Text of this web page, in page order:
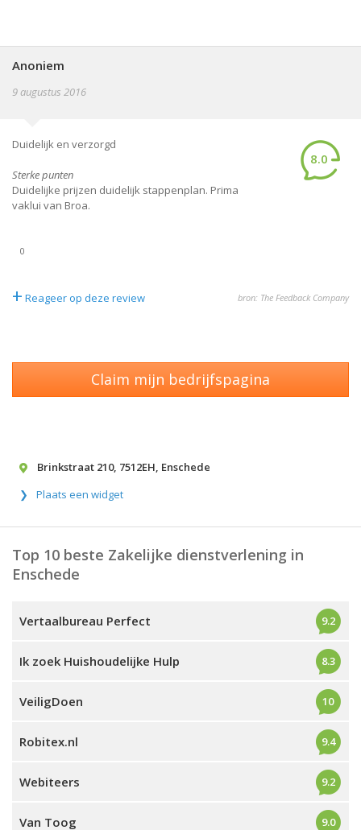
Anoniem
9 augustus 2016
Duidelijk en verzorgd
Sterke punten
Duidelijke prijzen duidelijk stappenplan. Prima
vaklui van Broa.
8.0
0
+ Reageer op deze review bron: The Feedback Company
Claim mijn bedrijfspagina
Brinkstraat 210, 7512EH, Enschede
Plaats een widget
Top 10 beste Zakelijke dienstverlening in
Enschede
Vertaalbureau Perfect 9.2
Ik zoek Huishoudelijke Hulp 8.3
VeiligDoen 10
Robitex.nl 9.4
Webiteers 9.2
Van Toog 9.0